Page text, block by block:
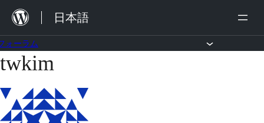
を
ス
ッ
プ
日本語
ォーラム
コ
テ
ン
twkim